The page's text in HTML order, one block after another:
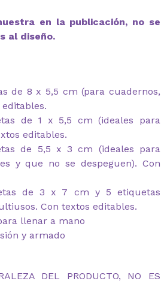
en la publicación, no se
al diseño.
de 8 x 5,5 cm (para cuadernos,
de 1 x 5,5 cm (ideales para
editables.
de 5,5 x 3 cm (ideales para
y que no se despeguen). Con
de 3 x 7 cm y 5 etiquetas
Con textos editables.
llenar a mano
y armado
DEL PRODUCTO, NO ES